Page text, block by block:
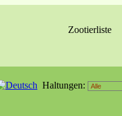
Zootierliste
Haltungen: